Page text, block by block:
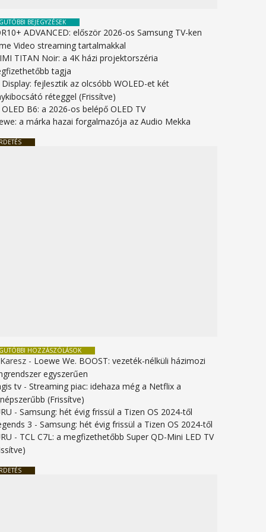
BEJEGYZÉSEK
ADVANCED: először 2026-os Samsung TV-ken
Video streaming tartalmakkal
TITAN Noir: a 4K házi projektorszéria
tagja
Display: fejlesztik az olcsóbb WOLED-et két
réteggel (Frissítve)
OLED B6: a 2026-os belépő OLED TV
a márka hazai forgalmazója az Audio Mekka
HOZZÁSZÓLÁSOK
- Loewe We. BOOST: vezeték-nélküli házimozi
egyszerűen
tv -Streaming piac: idehaza még a Netflix a
(Frissítve)
-Samsung: hét évig frissül a Tizen OS 2024-től
3 -Samsung: hét évig frissül a Tizen OS 2024-től
- TCL C7L: a megfizethetőbb Super QD-Mini LED TV